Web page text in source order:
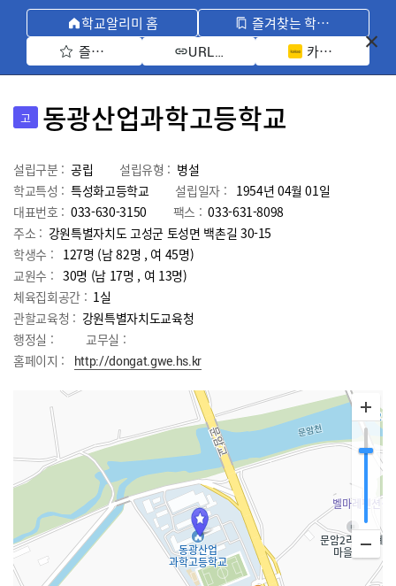
학교알리미 홈
즐겨찾는 학교 모아보기
즐겨찾기 선택
URL 복사 카카오톡 공유
고 동광산업과학고등학교
설립구분 : 공립 설립유형 : 병설
학교특성 : 특성화고등학교 설립일자 : 1954년 04월 01일
대표번호 : 033-630-3150 팩스 : 033-631-8098
주소 : 강원특별자치도 고성군 토성면 백촌길 30-15
학생수 : 127명 (남 82명 , 여 45명)
교원수 : 30명 (남 17명 , 여 13명)
체육집회공간 : 1실
관할교육청 : 강원특별자치도교육청
행정실 :
교무실 :
홈페이지 :
http://dongat.gwe.hs.kr